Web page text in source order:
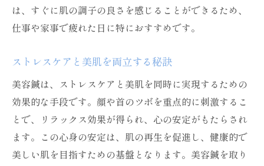
は、すぐに肌の調子の良さを感じることができるため、
仕事や家事で疲れた日に特におすすめです。
ストレスケアと美肌を両立する秘訣
美容鍼は、ストレスケアと美肌を同時に実現するための
効果的な手段です。顔や首のツボを重点的に刺激するこ
とで、リラックス効果が得られ、心の安定がもたらされ
ます。この心身の安定は、肌の再生を促進し、健康的で
美しい肌を目指すための基盤となります。美容鍼を取り